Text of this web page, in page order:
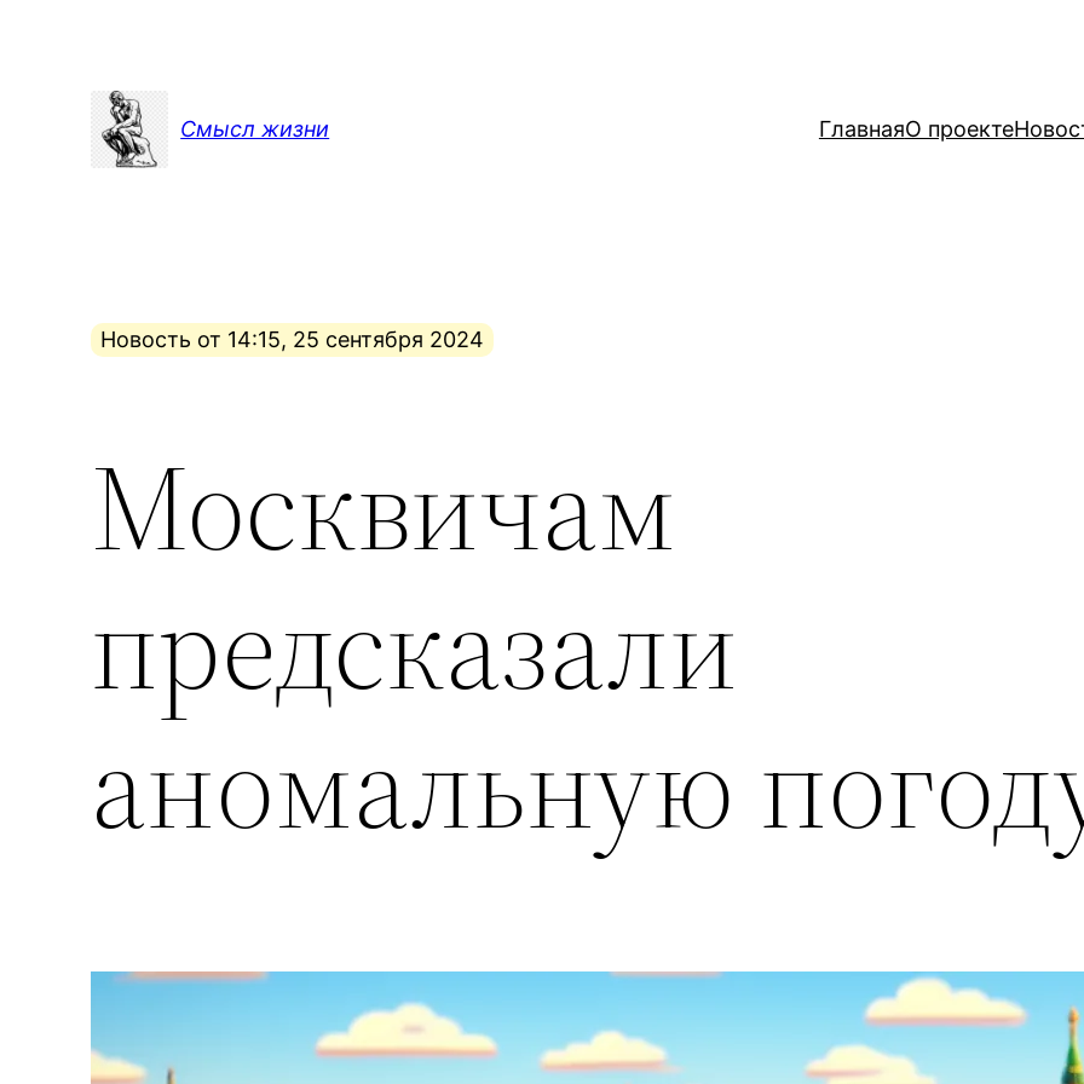
содержимому
Смысл жизни
ГлавнаяО проекте
Новость от 14:15, 25 сентября 2024
Москвичам
предсказали
аномальную